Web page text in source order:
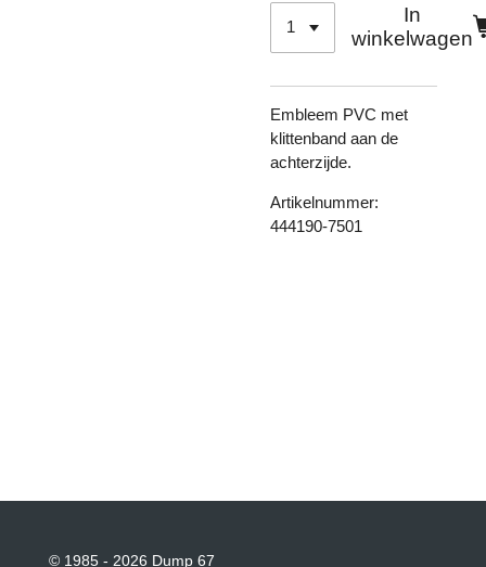
In
winkelwagen
Embleem PVC met
klittenband aan de
achterzijde.
Artikelnummer:
444190-7501
© 1985 - 2026 Dump 67